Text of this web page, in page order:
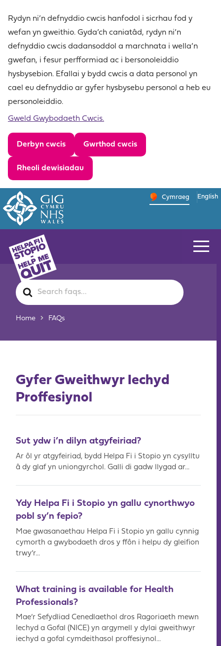
content
Rydyn ni’n defnyddio cwcis hanfodol i sicrhau fod y
wefan yn gweithio. Gyda’ch caniatâd, rydyn ni’n
defnyddio cwcis dadansoddol a marchnata i wella’n
gwefan, i fesur perfformiad ac i bersonoleiddio
hysbysebion. Efallai y bydd cwcis a data personol yn
cael eu defnyddio ar gyfer hysbysebu personol a heb eu
personoleiddio.
Gweld Gwybodaeth Cwcis.
Derbyn cwcis Gwrthod cwcis
Rheoli dewisiadau
Newid iaith y wefan
Cymraeg English
–
Search
For
Home FAQs
Gyfer Gweithwyr Iechyd
Proffesiynol
Sut ydw i’n dilyn atgyfeiriad?
Ar ôl yr atgyfeiriad, bydd Helpa Fi i Stopio yn cysylltu
â dy glaf yn uniongyrchol. Galli di gadw llygad ar...
Ydy Helpa Fi i Stopio yn gallu cynorthwyo
pobl sy’n fepio?
Mae gwasanaethau Helpa Fi i Stopio yn gallu cynnig
cymorth a gwybodaeth dros y ffôn i helpu dy gleifion
trwy’r...
What training is available for Health
Professionals?
Mae’r Sefydliad Cenedlaethol dros Ragoriaeth mewn
Iechyd a Gofal (NICE) yn argymell y dylai gweithwyr
iechyd a gofal cymdeithasol proffesiynol...